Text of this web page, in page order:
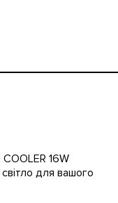
16W
для вашого